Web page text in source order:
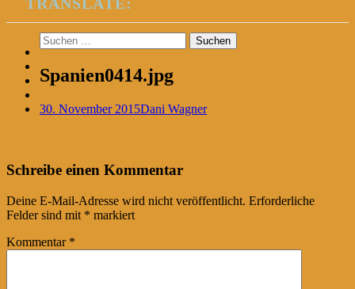
Suchen
nach:
Spanien0414.jpg
30. November 2015Dani Wagner
Post
navigation
←
Schreibe einen Kommentar
Deine E-Mail-Adresse wird nicht veröffentlicht. Erforderliche
Felder sind mit * markiert
Kommentar *